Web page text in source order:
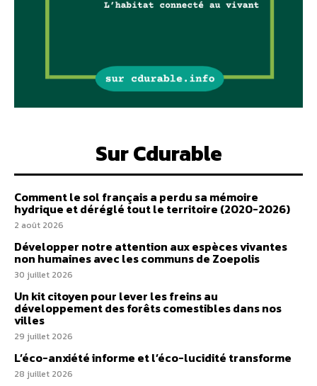
Sur Cdurable
Comment le sol français a perdu sa mémoire
hydrique et déréglé tout le territoire (2020-2026)
2 août 2026
Développer notre attention aux espèces vivantes
non humaines avec les communs de Zoepolis
30 juillet 2026
Un kit citoyen pour lever les freins au
développement des forêts comestibles dans nos
villes
29 juillet 2026
L’éco-anxiété informe et l’éco-lucidité transforme
28 juillet 2026